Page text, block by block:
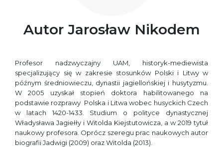
Autor Jarosław Nikodem
Profesor nadzwyczajny UAM, historyk-mediewista
specjalizujący się w zakresie stosunków Polski i Litwy w
późnym średniowieczu, dynastii jagiellońskiej i husytyzmu.
W 2005 uzyskał stopień doktora habilitowanego na
podstawie rozprawy Polska i Litwa wobec husyckich Czech
w latach 1420-1433. Studium o polityce dynastycznej
Władysława Jagiełły i Witolda Kiejstutowicza, a w 2019 tytuł
naukowy profesora. Oprócz szeregu prac naukowych autor
biografii Jadwigi (2009) oraz Witolda (2013).